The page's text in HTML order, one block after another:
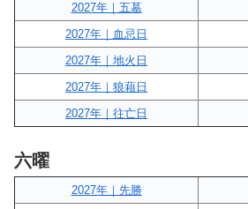
2027年｜五墓
2027年｜血忌日
2027年｜地火日
2027年｜狼藉日
2027年｜往亡日
六曜
2027年｜先勝